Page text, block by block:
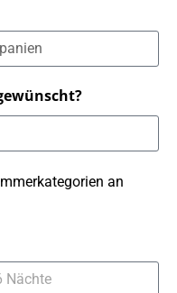
an